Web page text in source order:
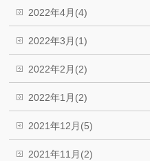
2022年4月(4)
2022年3月(1)
2022年2月(2)
2022年1月(2)
2021年12月(5)
2021年11月(2)